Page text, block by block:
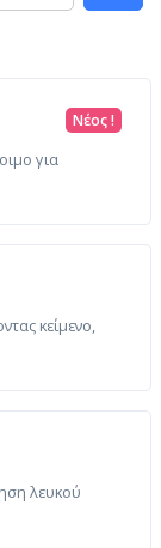
για
Νέος !
κείμενο,
λευκού